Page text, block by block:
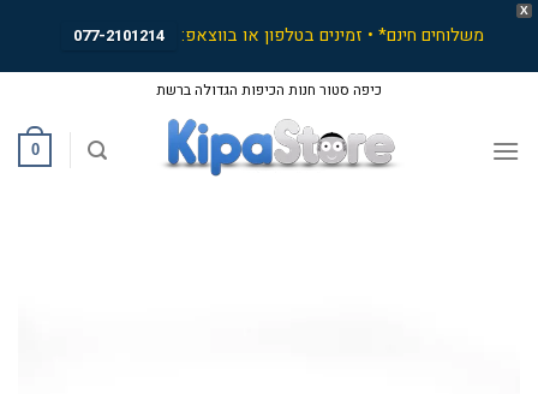
X
משלוחים חינם* • זמינים בטלפון או בווצאפ: 077-2101214
content
כיפה סטור חנות הכיפות הגדולה ברשת
0